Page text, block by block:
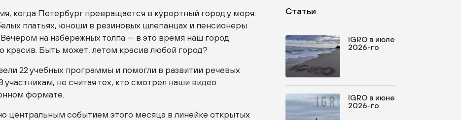
когда Петербург превращается в курортный город у моря:
платьях, юноши в резиновых шлепанцах и пенсионеры
Вечером на набережных толпа — в это время наш город
красив. Быть может, летом красив любой город?
22 учебных программы и помогли в развитии речевых
участникам, не считая тех, кто смотрел наши видео
формате.
центральным событием этого месяца в линейке открытых
Статьи
IGRO в июле
2026-го
IGRO в июне
2026-го